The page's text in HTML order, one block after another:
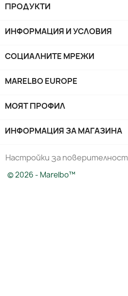
ПРОДУКТИ
ИНФОРМАЦИЯ И УСЛОВИЯ
СОЦИАЛНИТЕ МРЕЖИ
MARELBO EUROPE
МОЯТ ПРОФИЛ
ИНФОРМАЦИЯ ЗА МАГАЗИНА
Настройки за поверителност
© 2026 - Marelbo™